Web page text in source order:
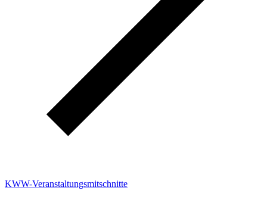
KWW-Veranstaltungsmitschnitte